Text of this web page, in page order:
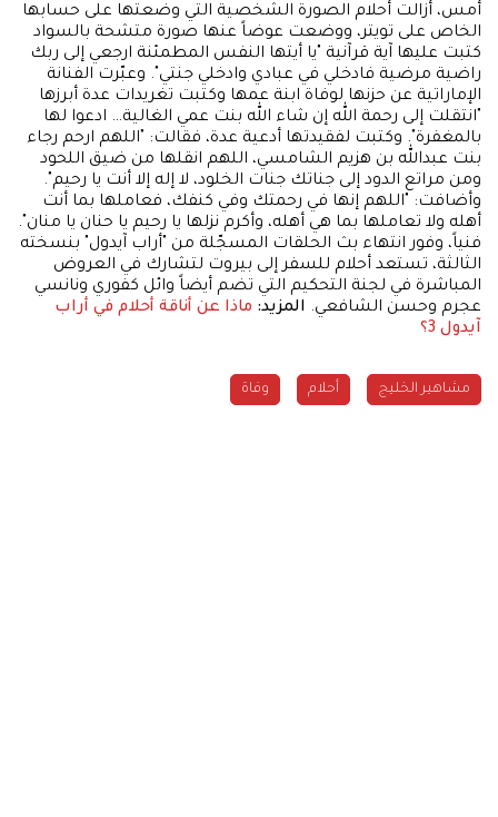
أمس، أزالت أحلام الصورة الشخصية التي وضعتها على حسابها
الخاص على تويتر، ووضعت عوضاً عنها صورة متشحة بالسواد
كتبت عليها آية قرآنية "يا أيتها النفس المطمئنة ارجعي إلى ربك
راضية مرضية فادخلي في عبادي وادخلي جنتي". وعبّرت الفنانة
الإماراتية عن حزنها لوفاة ابنة عمها وكتبت تغريدات عدة أبرزها
"انتقلت إلى رحمة الله إن شاء الله بنت عمي الغالية… ادعوا لها
بالمغفرة". وكتبت لفقيدتها أدعية عدة، فقالت: "اللهم ارحم رجاء
بنت عبدالله بن هزيم الشامسي، اللهم انقلها من ضيق اللحود
ومن مراتع الدود إلى جناتك جنات الخلود، لا إله إلا أنت يا رحيم".
وأضافت: "اللهم إنها في رحمتك وفي كنفك، فعاملها بما أنت
أهله ولا تعاملها بما هي أهله، وأكرم نزلها يا رحيم يا حنان يا منان".
فنياً، وفور انتهاء بث الحلقات المسجّلة من "أراب آيدول" بنسخته
الثالثة، تستعد أحلام للسفر إلى بيروت لتشارك في العروض
المباشرة في لجنة التحكيم التي تضم أيضاً وائل كفوري ونانسي
عجرم وحسن الشافعي. المزيد: ماذا عن أناقة أحلام في أراب
آيدول 3؟
مشاهير الخليج أحلام وفاة